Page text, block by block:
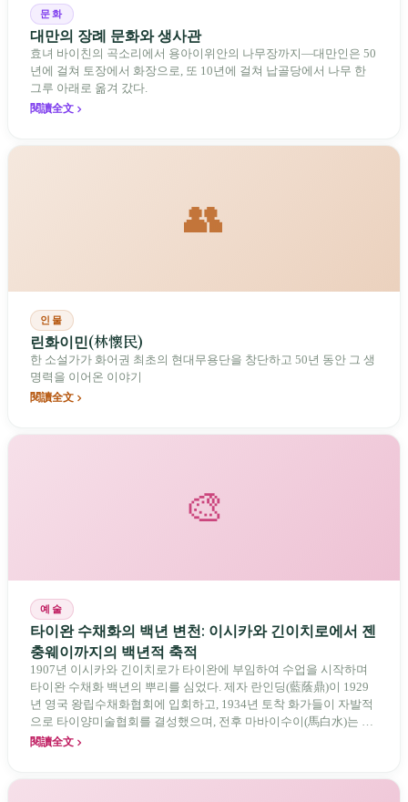
문화
대만의 장례 문화와 생사관
효녀 바이친의 곡소리에서 용아이위안의 나무장까지—대만인은 50
년에 걸쳐 토장에서 화장으로, 또 10년에 걸쳐 납골당에서 나무 한
그루 아래로 옮겨 갔다.
閱讀全文
👥
인물
린화이민(林懷民)
한 소설가가 화어권 최초의 현대무용단을 창단하고 50년 동안 그 생
명력을 이어온 이야기
閱讀全文
🎨
예술
타이완 수채화의 백년 변천: 이시카와 긴이치로에서 젠
충웨이까지의 백년적 축적
1907년 이시카와 긴이치로가 타이완에 부임하여 수업을 시작하며
타이완 수채화 백년의 뿌리를 심었다. 제자 란인딩(藍蔭鼎)이 1929
년 영국 왕립수채화협회에 입회하고, 1934년 토착 화가들이 자발적
으로 타이양미술협회를 결성했으며, 전후 마바이수이(馬白水)는 수
묵화와 수채화를 융합하고 시더진(席德進)은 타이완 옛 건축물을 기
閱讀全文